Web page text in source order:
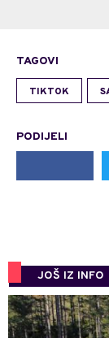
TAGOVI
TIKTOK
PODIJELI
JOŠ IZ INFO